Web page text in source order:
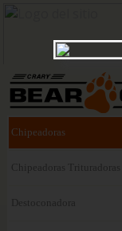
Chipeadoras
Chipeadoras Trituradoras
Destoconadora